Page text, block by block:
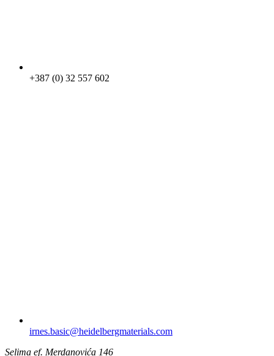
+387 (0) 32 557 602
irnes.basic​@heidelbergmaterials.com
Selima ef. Merdanovića 146